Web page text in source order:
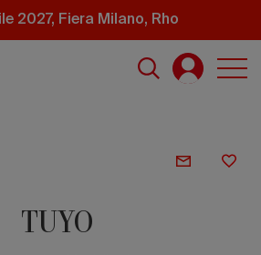
2027, Fiera Milano, Rho
TUYO